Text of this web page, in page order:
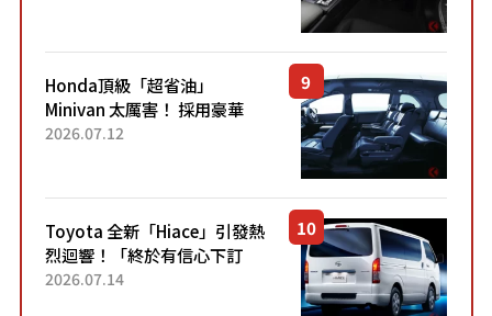
Honda頂級「超省油」
Minivan 太厲害！ 採用豪華
「真皮座椅」與專屬「黑色內
「三...
2026.07.12
Toyota 全新「Hiace」引發熱
烈迴響！「終於有信心下訂
了！」「哪個等級交車最
2026.07.14